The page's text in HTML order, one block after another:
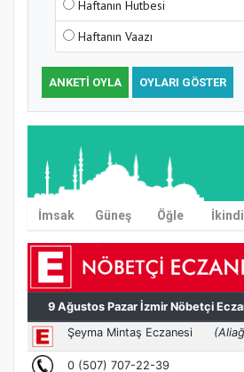
Haftanın Hutbesi
Haftanın Vaazı
ANKETI OYLA OYLARI GÖSTER
İmsak Güneş Öğle İkindi